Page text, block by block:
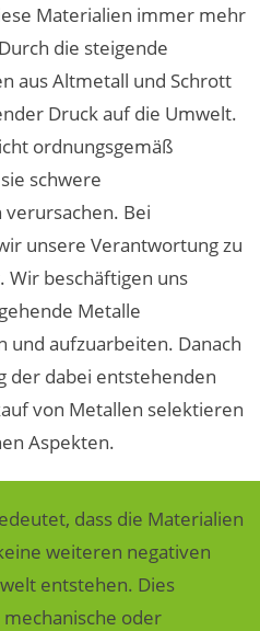
Materialien immer mehr
die steigende
aus Altmetall und Schrott
Druck auf die Umwelt.
ordnungsgemäß
schwere
Bei
unsere Verantwortung zu
Wir beschäftigen uns
Metalle
und aufzuarbeiten. Danach
der dabei entstehenden
von Metallen selektieren
Aspekten.
dass die Materialien
weiteren negativen
entstehen. Dies
oder